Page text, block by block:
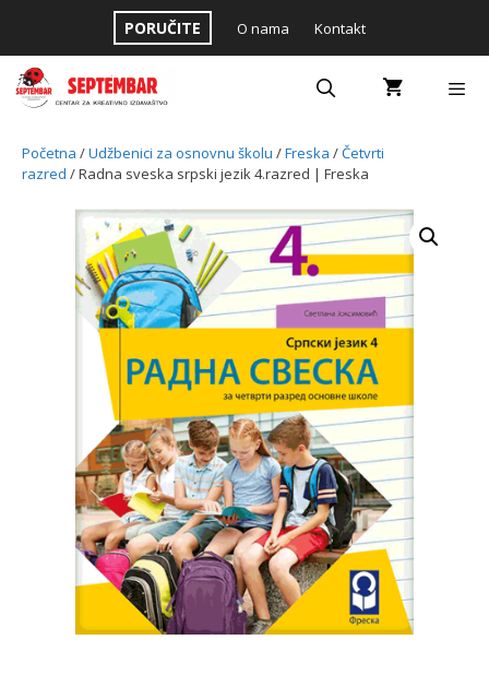
content
PORUČITE O nama Kontakt
Početna /Udžbenici za osnovnu školu /Freska /Četvrti
razred / Radna sveska srpski jezik 4.razred | Freska